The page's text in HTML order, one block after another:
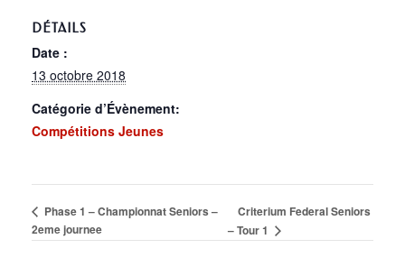
DÉTAILS
Date :
13 octobre 2018
Catégorie d’Évènement:
Compétitions Jeunes
Phase 1 – Championnat Seniors –
2eme journee
Criterium Federal Seniors
– Tour 1